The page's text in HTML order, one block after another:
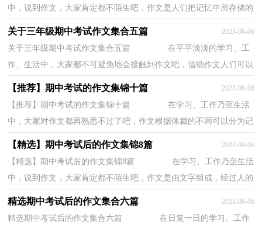
中，说到作文，大家肯定都不陌生吧，作文是人们把记忆中所存储的
关于三年级期中考试作文集合五篇 2023-06-06
关于三年级期中考试作文集合五篇 在平平淡淡的学习、工
作、生活中，大家都不可避免地会接触到作文吧，借助作文人们可以
【推荐】期中考试的作文集锦十篇 2023-06-06
【推荐】期中考试的作文集锦十篇 在学习、工作乃至生活
中，大家对作文都再熟悉不过了吧，作文根据体裁的不同可以分为记
【精选】期中考试后的作文集锦8篇 2023-06-06
【精选】期中考试后的作文集锦8篇 在学习、工作乃至生活
中，说到作文，大家肯定都不陌生吧，作文是由文字组成，经过人的
精选期中考试后的作文集合六篇 2023-06-06
精选期中考试后的作文集合六篇 在日复一日的学习、工作